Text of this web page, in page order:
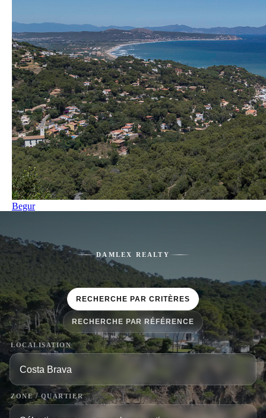
Begur
DAMLEX REALTY
RECHERCHE PAR CRITÈRES
RECHERCHE PAR RÉFÉRENCE
LOCALISATION
ZONE / QUARTIER